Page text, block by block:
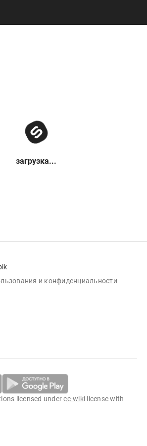
загрузка...
и конфиденциальности
licensed undercc-wiki license with